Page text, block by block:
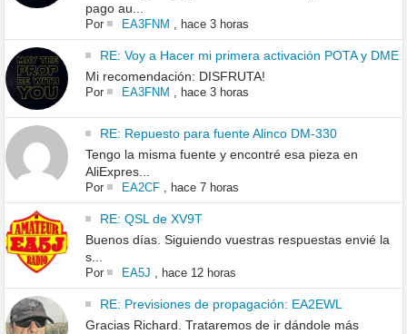
pago au...
Por EA3FNM , hace 3 horas
RE: Voy a Hacer mi primera activación POTA y DME
Mi recomendación: DISFRUTA!
Por EA3FNM , hace 3 horas
RE: Repuesto para fuente Alinco DM-330
Tengo la misma fuente y encontré esa pieza en
AliExpres...
Por EA2CF, hace 7 horas
RE: QSL de XV9T
Buenos días. Siguiendo vuestras respuestas envié la
s...
Por EA5J , hace 12 horas
RE: Previsiones de propagación: EA2EWL
Gracias Richard. Trataremos de ir dándole más